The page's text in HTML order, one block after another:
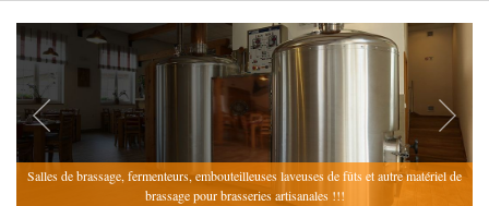
Salles de brassage, fermenteurs, embouteilleuseslaveuses de fûts et autre matériel de
brassagepour brasseries artisanales !!!